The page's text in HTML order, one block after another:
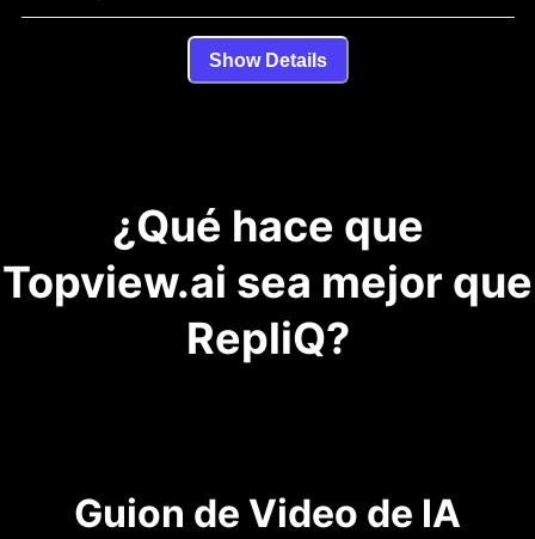
Show Details
¿Qué hace que
Topview.ai sea mejor que
RepliQ?
Guion de Video de IA